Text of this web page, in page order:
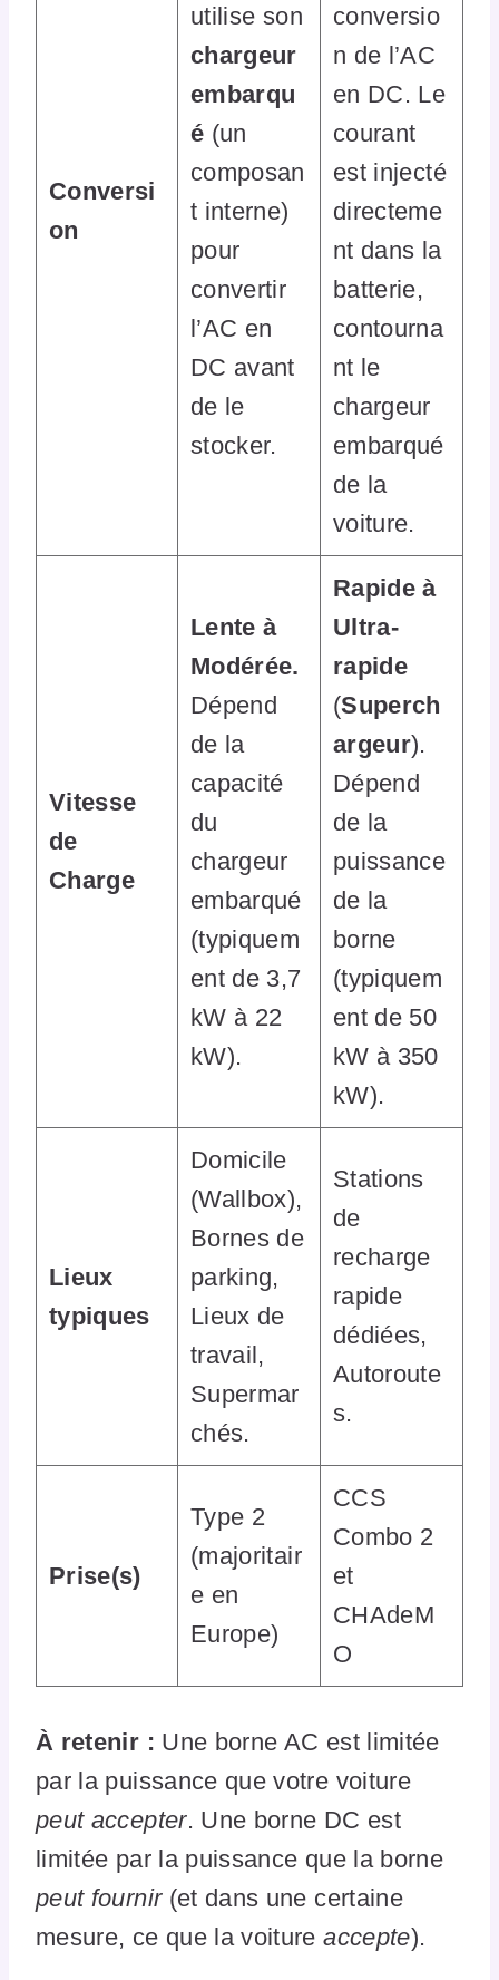
Conversi
on
utilise son
chargeur
embarqu
é (un
composan
t interne)
pour
convertir
l’AC en
DC avant
de le
stocker.
conversio
n de l’AC
en DC. Le
courant
est injecté
directeme
nt dans la
batterie,
contourna
nt le
chargeur
embarqué
de la
voiture.
Vitesse
de
Charge
Lente à
Modérée.
Dépend
de la
capacité
du
chargeur
embarqué
(typiquem
ent de 3,7
kW à 22
kW).
Rapide à
Ultra-
rapide
(Superch
argeur).
Dépend
de la
puissance
de la
borne
(typiquem
ent de 50
kW à 350
kW).
Lieux
typiques
Domicile
(Wallbox),
Bornes de
parking,
Lieux de
travail,
Supermar
chés.
Stations
de
recharge
rapide
dédiées,
Autoroute
s.
Prise(s)
Type 2
(majoritair
e en
Europe)
CCS
Combo 2
et
CHAdeM
O
À retenir : Une borne AC est limitée
par la puissance que votre voiture
peut accepter. Une borne DC est
limitée par la puissance que la borne
peut fournir(et dans une certaine
mesure, ce que la voitureaccepte).